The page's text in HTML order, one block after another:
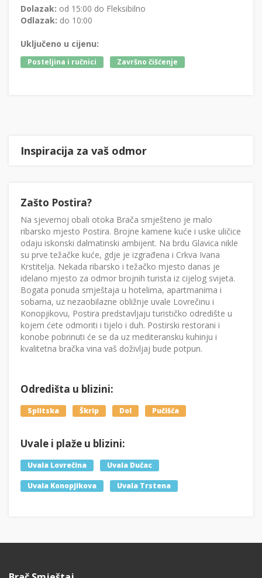
Dolazak: od 15:00 do Fleksibilno
Odlazak: do 10:00
Uključeno u cijenu:
Posteljina i ručnici Završno čišćenje
Inspiracija za vaš odmor
Zašto Postira?
Na sjevernoj obali otoka Brača smješteno je malo
ribarsko mjesto Postira. Brojne kamene kuće i uske uličice
odaju iskonski dalmatinski ambijent. Na brdu Glavica nikle
su prve težačke kuće, gdje je izgrađena i Crkva Ivana
Krstitelja. Nekada ribarsko i težačko mjesto danas je
idelano mjesto za odmor brojnih turista iz cijelog svijeta.
Bogata ponuda smještaja u hotelima, apartmanima i
sobama, uz nezaobilazne obližnje uvale Lovrečinu i
Konopjikovu, Postira predstavljaju turističko odredište u
kojem ćete odmoriti i tijelo i duh. Postirski restorani i
konobe pobrinuti će se da uz mediteransku kuhinju i
kvalitetna bračka vina vaš doživljaj bude potpun.
Odredišta u blizini:
Splitska Škrip Dol Pučišća
Uvale i plaže u blizini:
Uvala Lovrečina Uvala Dučac
Uvala Konopjikova Uvala Trstena